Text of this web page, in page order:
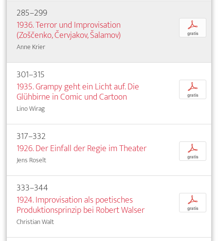
285–299
1936. Terror und Improvisation
(Zoščenko, Červjakov, Šalamov)
Anne Krier
p
gratis
301–315
1935. Grampy geht ein Licht auf. Die
Glühbirne in Comic und Cartoon
Lino Wirag
p
gratis
317–332
1926. Der Einfall der Regie im Theater
Jens Roselt
p
gratis
333–344
1924. Improvisation als poetisches
Produktionsprinzip bei Robert Walser
Christian Walt
p
gratis